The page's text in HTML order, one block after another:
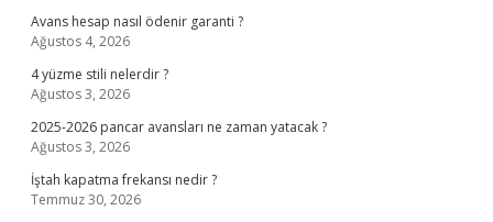
Avans hesap nasıl ödenir garanti ?
Ağustos 4, 2026
4 yüzme stili nelerdir ?
Ağustos 3, 2026
2025-2026 pancar avansları ne zaman yatacak ?
Ağustos 3, 2026
İştah kapatma frekansı nedir ?
Temmuz 30, 2026